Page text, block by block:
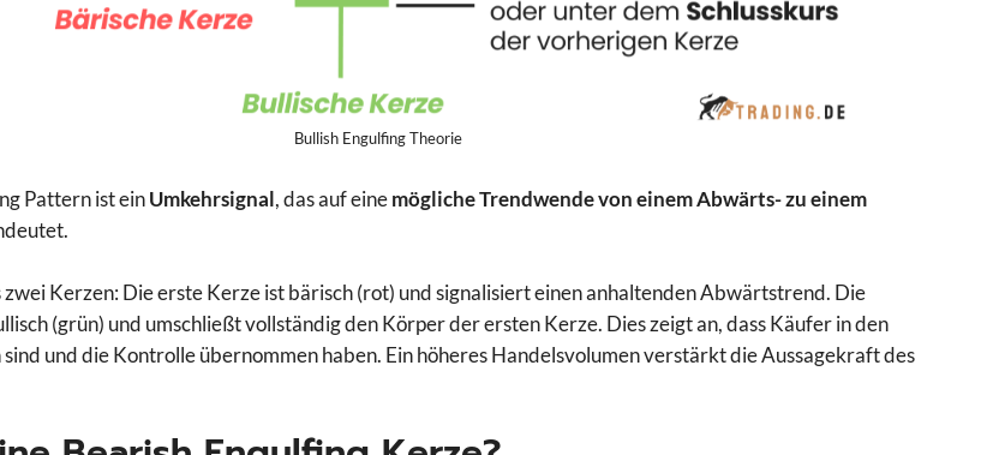
Bullish Engulfing Theorie
Pattern ist einUmkehrsignal, das auf einemögliche Trendwende von einem Abwärts- zu einem
zwei Kerzen: Die erste Kerze ist bärisch (rot) und signalisiert einen anhaltenden Abwärtstrend. Die
(grün) und umschließt vollständig den Körper der ersten Kerze. Dies zeigt an, dass Käufer in den
und die Kontrolle übernommen haben. Ein höheres Handelsvolumen verstärkt die Aussagekraft des